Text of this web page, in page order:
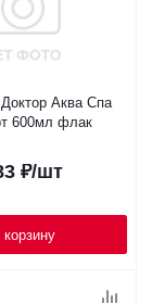
Аква Спа
600мл флак
₽/шт
корзину